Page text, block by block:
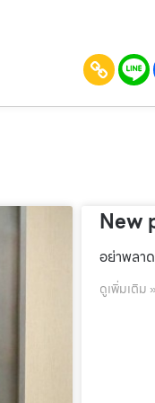
New
อย่าพลา
ดูเพิ่มเติม »